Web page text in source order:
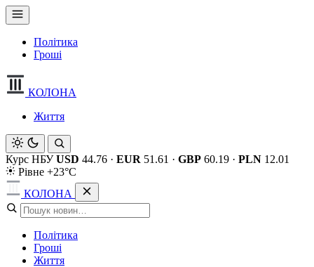
Політика
Гроші
КОЛОНА
Життя
Курс НБУ USD 44.76 · EUR 51.61 · GBP 60.19 · PLN 12.01
Рівне +23°C
КОЛОНА
Політика
Гроші
Життя